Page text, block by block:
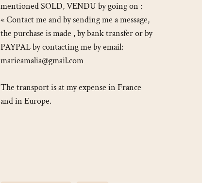
mentioned SOLD, VENDU by going on :
« Contact me and by sending me a message,
the purchase is made , by bank transfer or by
PAYPAL by contacting me by email:
marieamalia@gmail.com
The transport is at my expense in France
and in Europe.